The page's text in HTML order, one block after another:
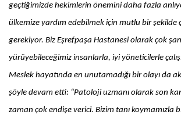
geçtiğimizde hekimlerin önemini daha fazla
ülkemize yardım edebilmek için mutlu bir şekilde
gerekiyor. Biz Eşrefpaşa Hastanesi olarak çok
yürüyebileceğimiz insanlarla, iyi yöneticilerle
Meslek hayatında en unutamadığı bir olayı da
şöyle devam etti: “Patoloji uzmanı olarak son
zaman çok endişe verici. Bizim tanı koymamızla